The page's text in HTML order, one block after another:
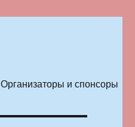
Организаторы и спонсоры